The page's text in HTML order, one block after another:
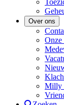
Over ons
Onze
Milly